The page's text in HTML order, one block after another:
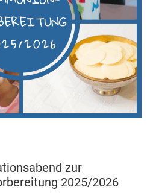
zur
2025/2026